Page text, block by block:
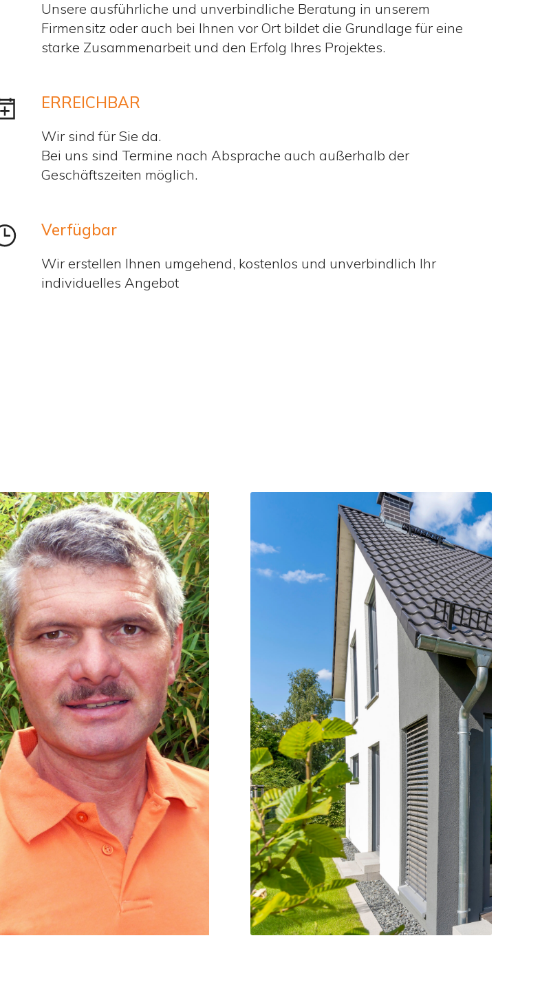
Unsere ausführliche und unverbindliche Beratung in unserem
Firmensitz oder auch bei Ihnen vor Ort bildet die Grundlage für eine
starke Zusammenarbeit und den Erfolg Ihres Projektes.
ERREICHBAR
Wir sind für Sie da.
Bei uns sind Termine nach Absprache auch außerhalb der
Geschäftszeiten möglich.
Verfügbar
Wir erstellen Ihnen umgehend, kostenlos und unverbindlich Ihr
individuelles Angebot